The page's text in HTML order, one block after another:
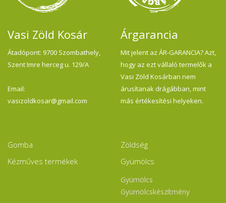
Vasi Zöld Kosár
Átadópont: 9700 Szombathely,
Szent Imre herceg u. 129/A
Email:
vasizoldkosar@gmail.com
Árgarancia
Mit jelent az ÁR-GARANCIA? Azt,
hogy az ezt vállaló termelők a
Vasi Zöld Kosárban nem
árusítanak drágábban, mint
más értékesítési helyeken.
Gomba
Kézműves termékek
Zöldség
Gyümölcs
Gyümölcs
Gyümölcskészítmény